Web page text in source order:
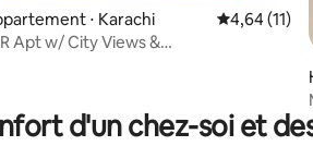
sur la base de 17 commentaires :
⋅ Karachi Évaluation
4,64 (11)
Apt w/ City Views &
d'un chez-soi et